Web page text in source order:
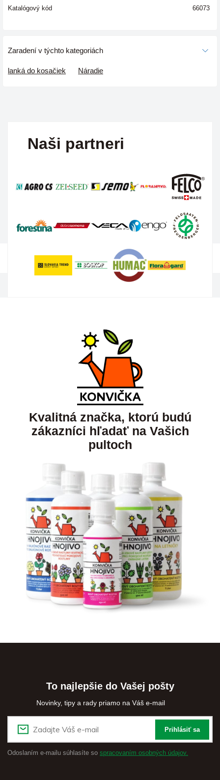
Katalógový kód 66073
Zaradení v týchto kategoriách
lanká do kosačiek Náradie
Naši partneri
Kvalitná značka, ktorú budú
zákazníci hľadať na Vašich
pultoch
To najlepšie do Vašej pošty
Novinky, tipy a rady priamo na Váš e-mail
Prihlásiť sa
Odoslaním e-mailu súhlasíte so spracovaním osobných údajov.